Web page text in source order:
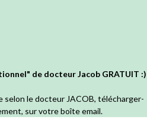
de docteur Jacob GRATUIT :)
le docteur JACOB, télécharger-
sur votre boîte email.